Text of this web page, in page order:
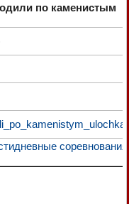
по каменистым
соревнования